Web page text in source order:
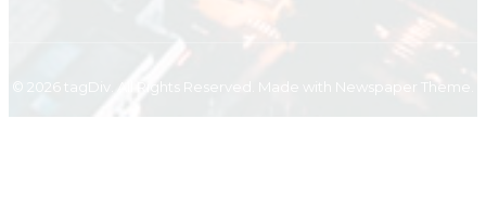
© 2026 tagDiv. All Rights Reserved. Made with Newspaper Theme.